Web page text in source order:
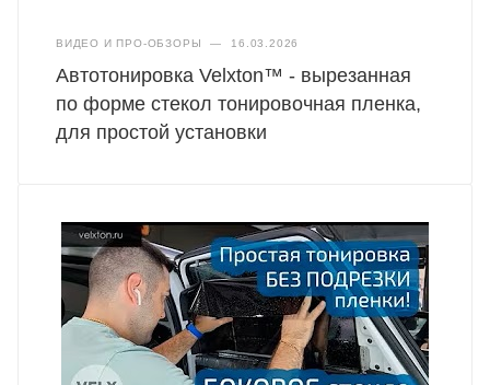
ВИДЕО И ПРО-ОБЗОРЫ — 16.03.2026
Автотонировка Velxton™ - вырезанная
по форме стекол тонировочная пленка,
для простой установки